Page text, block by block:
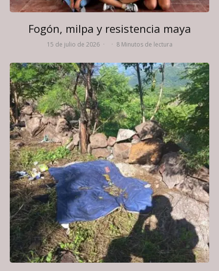
Fogón, milpa y resistencia maya
15 de julio de 2026 · · 8 Minutos de lectura